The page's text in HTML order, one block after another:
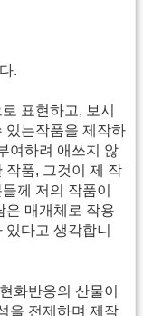
.
표현하고, 보시
있는작품을 제작하
여하려 애쓰지 않
작품, 그것이 제 작
께 저의 작품이
은 매개체로 작용
다고 생각합니
화반응의 산물이
을 전제하며 제작